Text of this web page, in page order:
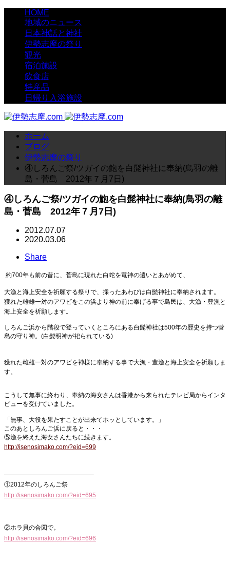
HOME
地域のニュース
日本神話と神社
伊勢志摩の祭り
観光
宿泊施設
飲食店
特産品
日帰り入浴施設
ホーム
ブログ
伊勢志摩の祭り
④しろんご祭/ツガイの鮑を白髭神社に奉納(鳥羽の離
島・菅島 2012年７月7日)
④しろんご祭/ツガイの鮑を白髭神社に奉納(鳥羽の離
島・菅島 2012年７月7日)
2012.07.07
2020.03.06
Share
約700年も前の昔に、菅島に現れた白蛇を竜神の遣いとあがめて、
大漁と海上安全を祈願する祭りで、採ったあわびは白髭神社に奉納されます。
獲れた雌雄一対のアワビをこの浜より神の前に奉げる事で島民は、大漁・豊漁と
海上安全を祈願します。
しろんご浜から階段で登っていくところにある白髭神社は500年の歴史を持つ菅
島の守り神。(白髭明神が祀られている)
獲れた雌雄一対のアワビを神様に奉納する事で大漁・豊漁と海上安全を祈願しま
す。
こうして無事に終わり、奉納の海女さんは香港から来られたテレビ局からインタ
ビューを受けていました。
「無事、大役を果たすことが出来てホッとしています。」
このあとしろんご浜に戻ると・・・
⑤漁を終えた海女さんたちに続きます。
http://isenosimako.com/?eid=699
——————————————–
①2012年のしろんご祭
http://isenosimako.com/?eid=695
②ホラ貝の合図で。
http://isenosimako.com/?eid=696